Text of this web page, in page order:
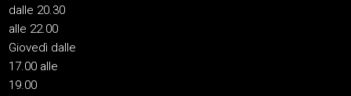
dalle 20.30
alle 22.00
Giovedì dalle
17.00 alle
19.00